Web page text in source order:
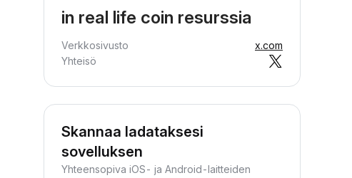
in real life coin resurssia
Verkkosivusto
x.com
Yhteisö
Skannaa ladataksesi
sovelluksen
Yhteensopiva iOS- ja Android-laitteiden